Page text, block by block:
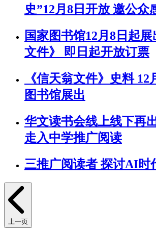
史”12月8日开放 邀公众
国家图书馆12月8日起
文件》 即日起开放订票
《信天翁文件》史料 12
图书馆展出
华文读书会线上线下再
走入中学推广阅读
三推广阅读者 探讨AI时
上一页